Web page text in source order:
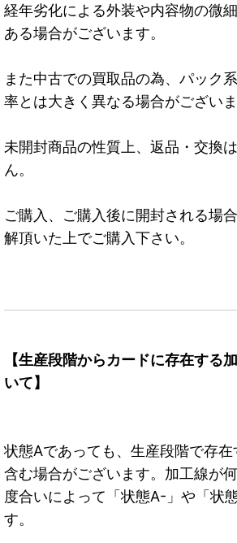
経年劣化による外装や内容物の微
ある場合がございます。
また中古での買取品の為、パック
率とは大きく異なる場合がございま
未開封商品の性質上、返品・交換
ん。
ご購入、ご購入後に開封される場
解頂いた上でご購入下さい。
【生産段階からカードに存在する
いて】
状態Aであっても、生産段階で存
含む場合がございます。加工線が
度合いによって「状態A-」や「状
す。